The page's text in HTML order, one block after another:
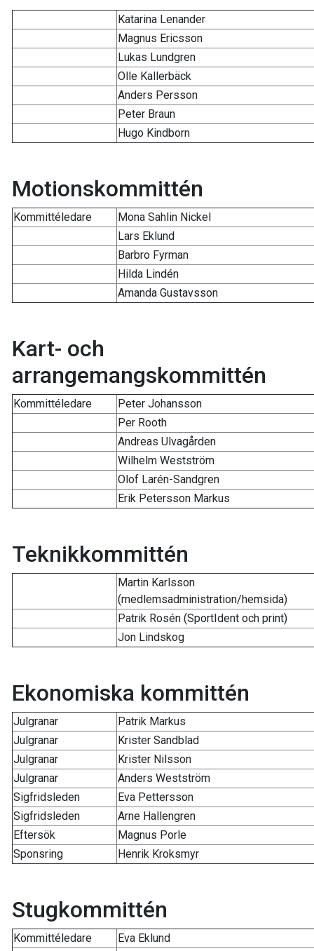
Katarina Lenander
Magnus Ericsson
Lukas Lundgren
Olle Kallerbäck
Anders Persson
Peter Braun
Hugo Kindborn
Motionskommittén
Kommittéledare
Mona Sahlin Nickel
Lars Eklund
Barbro Fyrman
Hilda Lindén
Amanda Gustavsson
Kart- och
arrangemangskommittén
Kommittéledare
Peter Johansson
Per Rooth
Andreas Ulvagården
Wilhelm Westström
Olof Larén-Sandgren
Erik Petersson Markus
Teknikkommittén
Martin Karlsson
(medlemsadministration/hemsida)
Patrik Rosén (SportIdent och print)
Jon Lindskog
Ekonomiska kommittén
Julgranar
Patrik Markus
Julgranar
Krister Sandblad
Julgranar
Krister Nilsson
Julgranar
Anders Westström
Sigfridsleden
Eva Pettersson
Sigfridsleden
Arne Hallengren
Eftersök
Magnus Porle
Sponsring
Henrik Kroksmyr
Stugkommittén
Kommittéledare
Eva Eklund